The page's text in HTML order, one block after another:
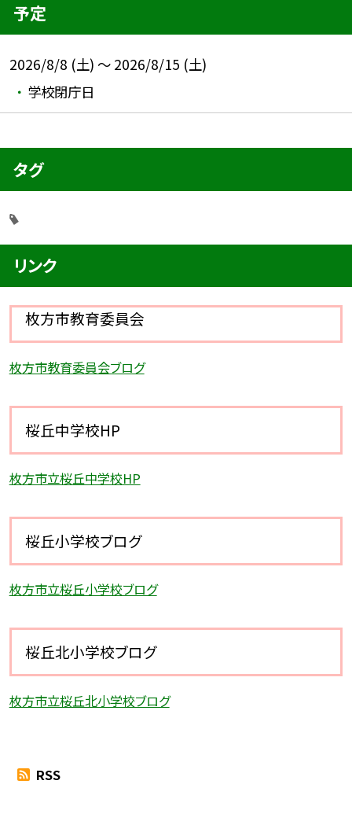
予定
2026/8/8 (土) ～ 2026/8/15 (土)
学校閉庁日
タグ
リンク
枚方市教育委員会
枚方市教育委員会ブログ
桜丘中学校HP
枚方市立桜丘中学校HP
桜丘小学校ブログ
枚方市立桜丘小学校ブログ
桜丘北小学校ブログ
枚方市立桜丘北小学校ブログ
RSS